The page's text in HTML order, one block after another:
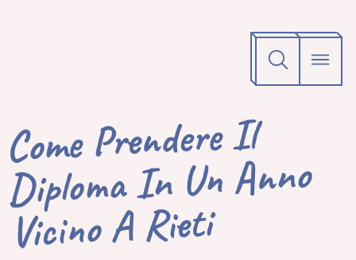
Come Prendere Il
Diploma In Un Anno
Vicino A Rieti